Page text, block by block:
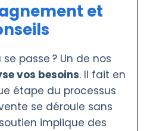
et
passe ? Un de nos
vos besoins. Il fait en
étape du processus
se déroule sans
implique des